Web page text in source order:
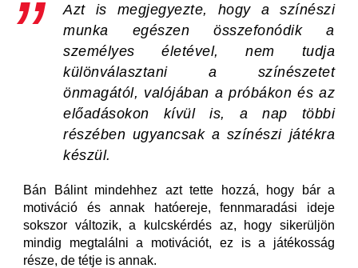
Azt is megjegyezte, hogy a színészi
munka egészen összefonódik a
személyes életével, nem tudja
különválasztani a színészetet
önmagától, valójában a próbákon és az
előadásokon kívül is, a nap többi
részében ugyancsak a színészi játékra
készül.
Bán Bálint mindehhez azt tette hozzá, hogy bár a
motiváció és annak hatóereje, fennmaradási ideje
sokszor változik, a kulcskérdés az, hogy sikerüljön
mindig megtalálni a motivációt, ez is a játékosság
része, de tétje is annak.